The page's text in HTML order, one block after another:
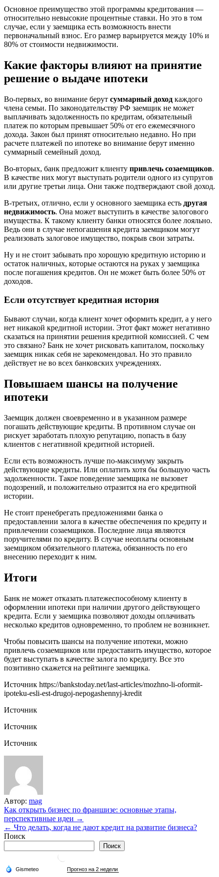
Основное преимущество этой программы кредитования —
относительно невысокие процентные ставки. Но это в том
случае, если у заемщика есть возможность внести
первоначальный взнос. Его размер варьируется между 10% и
80% от стоимости недвижимости.
Какие факторы влияют на принятие
решение о выдаче ипотеки
Во-первых, во внимание берут суммарный доход каждого
члена семьи. По законодательству РФ заемщик не может
выплачивать задолженность по кредитам, обязательный
платеж по которым превышает 50% от его ежемесячного
дохода. Закон был принят относительно недавно. Но при
расчете платежей по ипотеке во внимание берут именно
суммарный семейный доход.
Во-вторых, банк предложит клиенту привлечь созаемщиков.
В качестве них могут выступать родители одного из супругов
или другие третьи лица. Они также подтверждают свой доход.
В-третьих, отлично, если у основного заемщика есть другая
недвижимость. Она может выступить в качестве залогового
имущества. К такому клиенту банки относятся более лояльно.
Ведь они в случае непогашения кредита заемщиком могут
реализовать залоговое имущество, покрыв свои затраты.
Ну и не стоит забывать про хорошую кредитную историю и
остаток наличных, которые остаются на руках у заемщика
после погашения кредитов. Он не может быть более 50% от
доходов.
Если отсутствует кредитная история
Бывают случаи, когда клиент хочет оформить кредит, а у него
нет никакой кредитной истории. Этот факт может негативно
сказаться на принятии решения кредитной комиссией. С чем
это связано? Банк не хочет рисковать капиталом, поскольку
заемщик никак себя не зарекомендовал. Но это правило
действует не во всех банковских учреждениях.
Повышаем шансы на получение
ипотеки
Заемщик должен своевременно и в указанном размере
погашать действующие кредиты. В противном случае он
рискует заработать плохую репутацию, попасть в базу
клиентов с негативной кредитной историей.
Если есть возможность лучше по-максимуму закрыть
действующие кредиты. Или оплатить хотя бы большую часть
задолженности. Такое поведение заемщика не вызовет
подозрений, и положительно отразится на его кредитной
истории.
Не стоит пренебрегать предложениями банка о
предоставлении залога в качестве обеспечения по кредиту и
привлечении созаемщиков. Последние лица являются
поручителями по кредиту. В случае неоплаты основным
заемщиком обязательного платежа, обязанность по его
внесению переходит к ним.
Итоги
Банк не может отказать платежеспособному клиенту в
оформлении ипотеки при наличии другого действующего
кредита. Если у заемщика позволяют доходы оплачивать
несколько кредитов одновременно, то проблем не возникнет.
Чтобы повысить шансы на получение ипотеки, можно
привлечь созаемщиков или предоставить имущество, которое
будет выступать в качестве залога по кредиту. Все это
позитивно скажется на рейтинге заемщика.
Источник https://bankstoday.net/last-articles/mozhno-li-oformit-
ipoteku-esli-est-drugoj-nepogashennyj-kredit
Источник
Источник
Источник
Автор: mag
Навигация
по
записям
Как открыть бизнес по франшизе: основные этапы,
перспективные идеи →
← Что делать, когда не дают кредит на развитие бизнеса?
Поиск
Поиск